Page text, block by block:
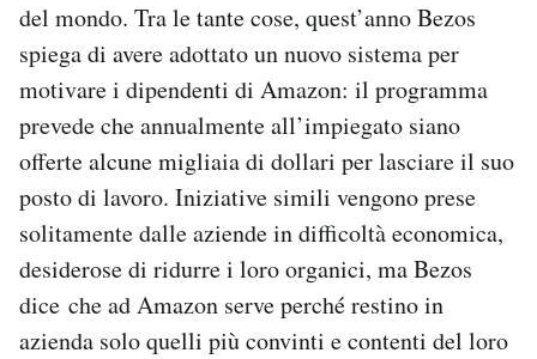
Area Personale
Newsletter
Notifiche mobile
Regala il Post
Hai bisogno di aiuto?
Esci
del mondo. Tra le tante cose, quest’anno Bezos
spiega di avere adottato un nuovo sistema per
motivare i dipendenti di Amazon: il programma
prevede che annualmente all’impiegato siano
offerte alcune migliaia di dollari per lasciare il suo
posto di lavoro. Iniziative simili vengono prese
solitamente dalle aziende in difficoltà economica,
desiderose di ridurre i loro organici, ma Bezos
dice che ad Amazon serve perché restino in
azienda solo quelli più convinti e contenti del loro